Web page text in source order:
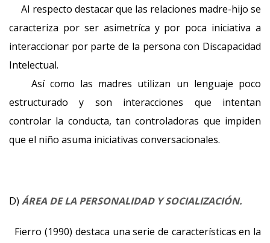
Al respecto destacar que las relaciones madre-hijo se
caracteriza por ser asimetríca y por poca iniciativa a
interaccionar por parte de la persona con Discapacidad
Intelectual.
Así como las madres utilizan un lenguaje poco
estructurado y son interacciones que intentan
controlar la conducta, tan controladoras que impiden
que el niño asuma iniciativas conversacionales.
D) ÁREA DE LA PERSONALIDAD Y SOCIALIZACIÓN.
Fierro (1990) destaca una serie de características en la